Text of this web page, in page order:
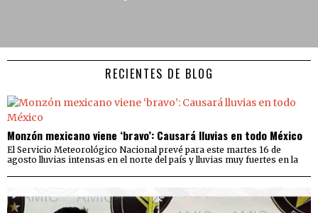
RECIENTES DE BLOG
Monzón mexicano viene ‘bravo’: Causará lluvias en todo México
El Servicio Meteorológico Nacional prevé para este martes 16 de
agosto lluvias intensas en el norte del país y lluvias muy fuertes en la